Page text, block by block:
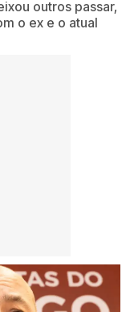
outros passar,
o ex e o atual